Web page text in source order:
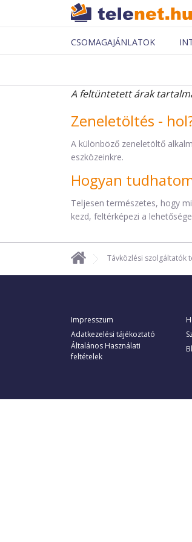
CSOMAGAJÁNLATOK
A feltüntetett árak
Zeneletöltés -
A különböző zeneletöltő
eszközeinkre.
Hogyan
Teljesen természetes, hogy
kezd, feltérképezi a
Távközlési szolgáltatók
Impresszum
Adatkezelési tájékoztató
Általános Használati
feltételek